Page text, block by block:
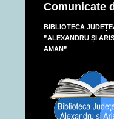
Comunicate
BIBLIOTECA
”ALEXANDRU ȘI
AMAN”